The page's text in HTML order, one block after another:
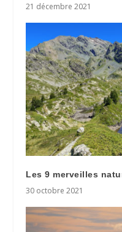
21 décembre 2021
Les 9 merveilles
30 octobre 2021